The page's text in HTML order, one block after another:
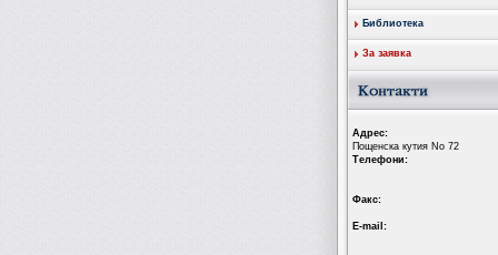
Библиотека
За заявка
Aдрес:
Пощенска кутия No 72
Tелефони:
Факс:
Е-mail: